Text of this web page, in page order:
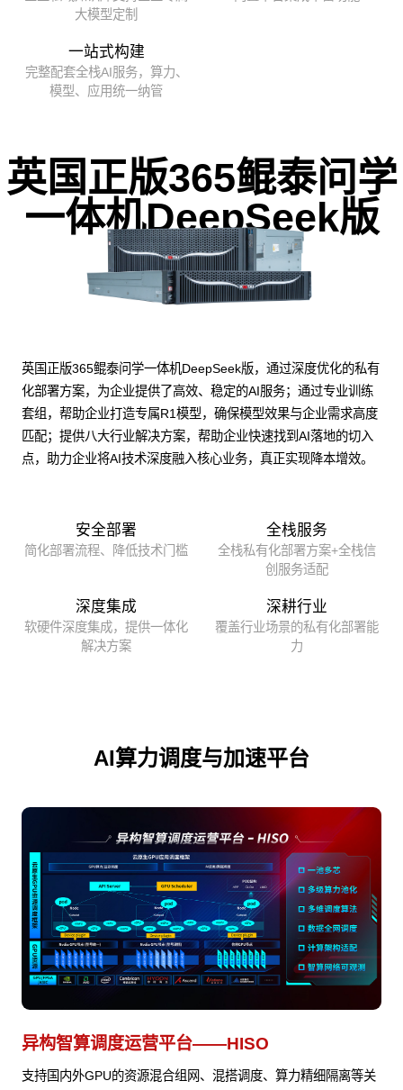
大模型定制
一站式构建
完整配套全栈AI服务，算力、
模型、应用统一纳管
英国正版365鲲泰问学
一体机DeepSeek版
英国正版365鲲泰问学一体机DeepSeek版，通过深度优化的私有
化部署方案，为企业提供了高效、稳定的AI服务；通过专业训练
套组，帮助企业打造专属R1模型，确保模型效果与企业需求高度
匹配；提供八大行业解决方案，帮助企业快速找到AI落地的切入
点，助力企业将AI技术深度融入核心业务，真正实现降本增效。
安全部署
简化部署流程、降低技术门槛
全栈服务
全栈私有化部署方案+全栈信
创服务适配
深度集成
软硬件深度集成，提供一体化
解决方案
深耕行业
覆盖行业场景的私有化部署能
力
AI算力调度与加速平台
异构智算调度运营平台——HISO
支持国内外GPU的资源混合组网、混搭调度、算力精细隔离等关